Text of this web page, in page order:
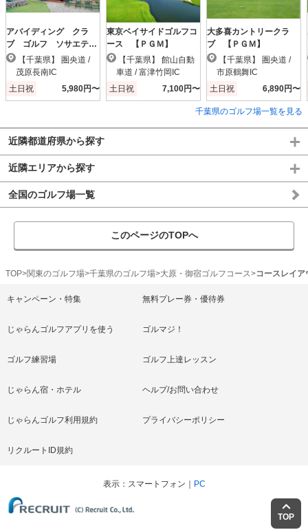
アバイディング クラ
ブ ゴルフ ソサエテ
ィ 【ＰＧＭ】
茂原長南IC
土日祝
5,980円〜
東京ベイサイドゴルフコ
ース 【ＰＧＭ】
車道 / 富津竹岡IC
土日祝
7,100円〜
大多喜カントリークラ
ブ 【ＰＧＭ】
市原鶴舞IC
土日祝
6,890円〜
千葉県のゴルフ場一覧を見る
近隣都道府県から探す
近隣エリアから探す
全国のゴルフ場一覧
このページのTOPへ
TOP 関東のゴルフ場 千葉県のゴルフ場 大原・御宿ゴルフコース コースレイア
キャンペーン・特集 無料プレー券・優待券
じゃらんゴルフアプリを使う ゴルマジ！
ゴルフ練習場 ゴルフ上達レッスン
じゃらん宿・ホテル ヘルプ/お問い合わせ
じゃらんゴルフ利用規約 プライバシーポリシー
リクルートID規約
表示 スマートフォン PC
TOP